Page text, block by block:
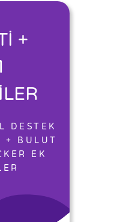
+
DESTEK
+ BULUT
EK